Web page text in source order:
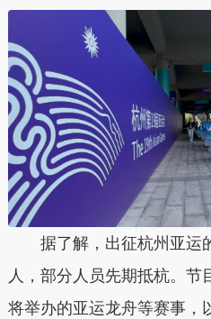
据了解，出征杭州亚运
人，部分人员先期抵杭。节
将举办的亚运龙舟等赛事，